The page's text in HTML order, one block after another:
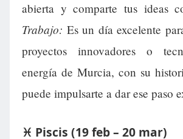
abierta y comparte tus ideas
Trabajo: Es un día excelente
proyectos innovadores o
energía de Murcia, con su
puede impulsarte a dar ese paso
♓ Piscis (19 feb – 20 mar)